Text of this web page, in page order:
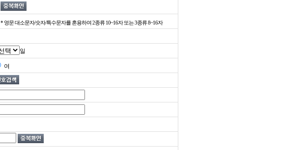
* 영문 대소문자/숫자/특수문자를 혼용하여 2종류 10~16자 또는 3종류 8~16자
일
여